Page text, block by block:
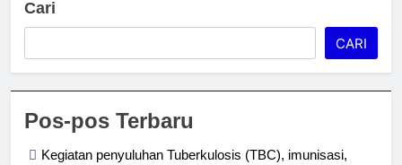
Cari
CARI
Pos-pos Terbaru
Kegiatan penyuluhan Tuberkulosis (TBC), imunisasi,